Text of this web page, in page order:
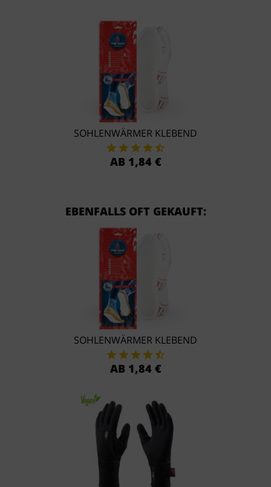
SOHLENWÄRMER KLEBEND
AB 1,84 €
EBENFALLS OFT GEKAUFT:
SOHLENWÄRMER KLEBEND
AB 1,84 €